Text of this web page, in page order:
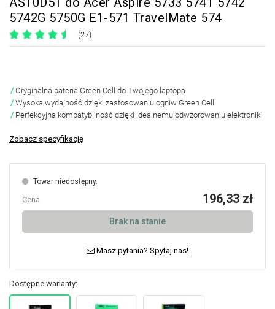
5742G 5750G E1-571 TravelMate 574
(27)
Oryginalna bateria Green Cell do Twojego laptopa
Wysoka wydajność dzięki zastosowaniu ogniw Green Cell
Perfekcyjna kompatybilność dzięki idealnemu odwzorowaniu elektroniki
Zobacz specyfikację
Towar niedostępny.
Cena 196,33 zł
Brak na stanie
Masz pytania? Spytaj nas!
Dostępne warianty: